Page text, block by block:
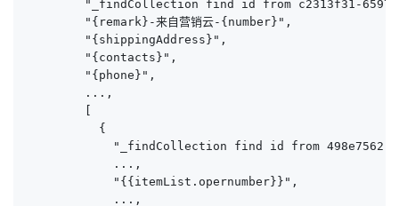
"_findCollection find id from c2313f31-
        "{remark}-来自营销云-{number}",
        "{shippingAddress}",
        "{contacts}",
        "{phone}",
        ...,
        [
          {
"_findCollection find id from
            ...,
            "{{itemList.opernumber}}",
            ...,